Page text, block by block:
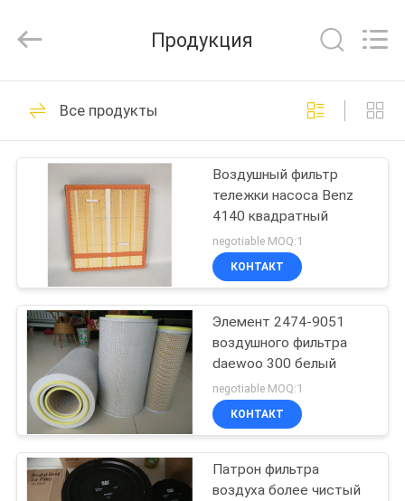
ДОМ
ПРОДУКТЫ
ВИДЕО
НАС
ПУТЕШЕСТВИЕ
ФАБРИКИ
ПРОВЕРКА
КАЧЕСТВА
Rights
Reserved.
ECER
Запчасти
экскаватора
4
Патрон фильтра
воздуха более
чистый
105
182
Продукция
Все продукты
Воздушный фильтр
тележки насоса Benz
4140 квадратный
negotiable MOQ:1
КОНТАКТ
Элемент 2474-9051
воздушного фильтра
daewoo 300 белый
negotiable MOQ:1
КОНТАКТ
Патрон фильтра
воздуха более чистый